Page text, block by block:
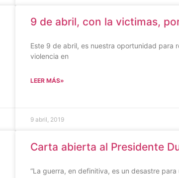
9 de abril, con la victimas,
Este 9 de abril, es nuestra oportunidad para
violencia en
LEER MÁS»
9 abril, 2019
Carta abierta al Presidente
“La guerra, en definitiva, es un desastre